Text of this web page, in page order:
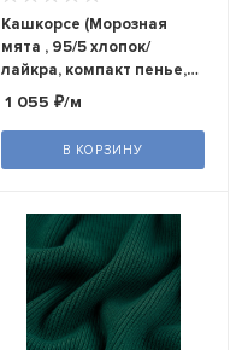
Кашкорсе (Морозная
мята , 95/5 хлопок/
лайкра, компакт пенье,
пл. 420 г/м2, шир.120 см)
1 055 ₽/м
В КОРЗИНУ